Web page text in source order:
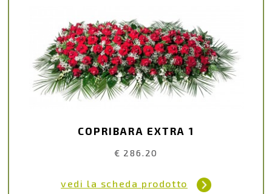
COPRIBARA EXTRA 1
€ 286.20
vedi la scheda prodotto